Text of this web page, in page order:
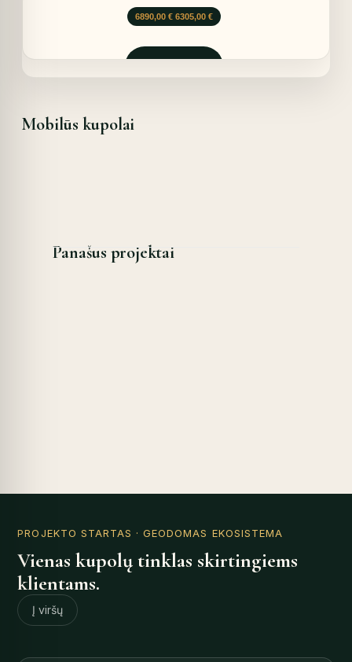
6890,00 € Original
was:
6305,00 €Current
is:
Mobilūs kupolai
Panašus projektai
PROJEKTO STARTAS · GEODOMAS EKOSISTEMA
Vienas kupolų tinklas skirtingiems
klientams.
Į viršų